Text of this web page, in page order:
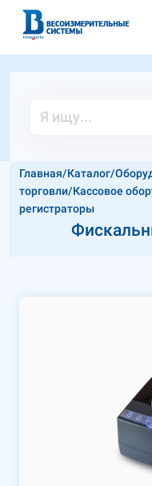
Главная/Каталог/
торговли/Кассовое
регистраторы